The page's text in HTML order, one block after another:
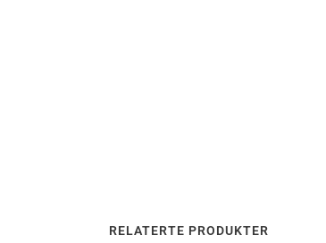
RELATERTE PRODUKTER